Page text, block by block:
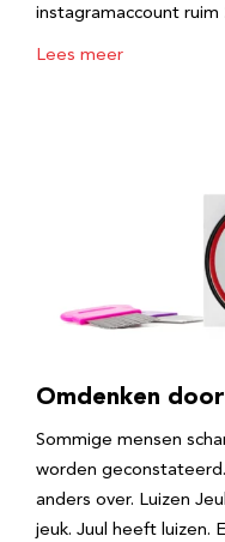
instagramaccount
Lees meer
Omdenken
Sommige mensen
worden
anders over. Luizen
jeuk. Juul heeft luizen.